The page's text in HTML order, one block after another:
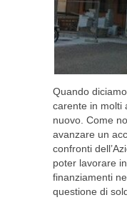
Quando
carente in molti
nuovo. Come
avanzare un
confronti
poter lavorare
finanziamenti
questione di